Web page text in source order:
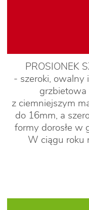
PROSIONEK
- szeroki, owalny
grzbietowa
z ciemniejszym
do 16mm, a
formy dorosłe w
W ciągu roku